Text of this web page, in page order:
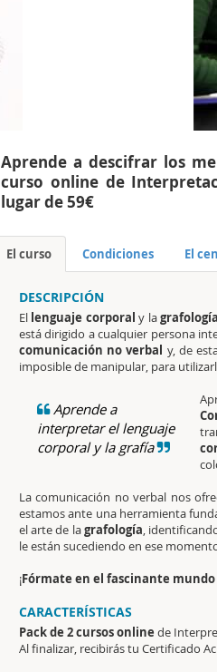
Aprende a descifrar los
curso online de
lugar de 59€
El curso Condiciones El
DESCRIPCIÓN
El lenguaje corporal y lagrafología
está dirigido a cualquier persona
comunicación no verbal y, de
imposible de manipular, para
Aprende a
interpretar el lenguaje
corporal y la grafía
La comunicación no verbal nos
estamos ante una herramienta
el arte de lagrafología,
le están sucediendo en ese
¡Fórmate en el fascinante
CARACTERÍSTICAS
Pack de 2 cursos online de
Al finalizar, recibirás tu Certificado